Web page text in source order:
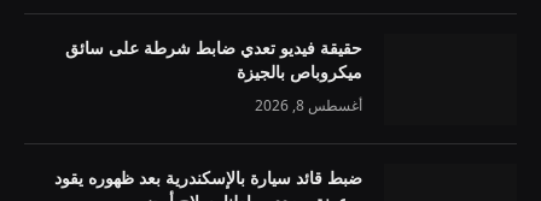
حقيقة فيديو تعدي ضابط شرطة على سائق
ميكروباص بالجيزة
أغسطس 8, 2026
ضبط قائد سيارة بالإسكندرية بعد ظهوره يقود